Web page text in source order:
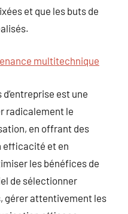
et que les buts de
multitechnique
est une
radicalement le
en offrant des
efficacité et en
les bénéfices de
de sélectionner
gérer attentivement les